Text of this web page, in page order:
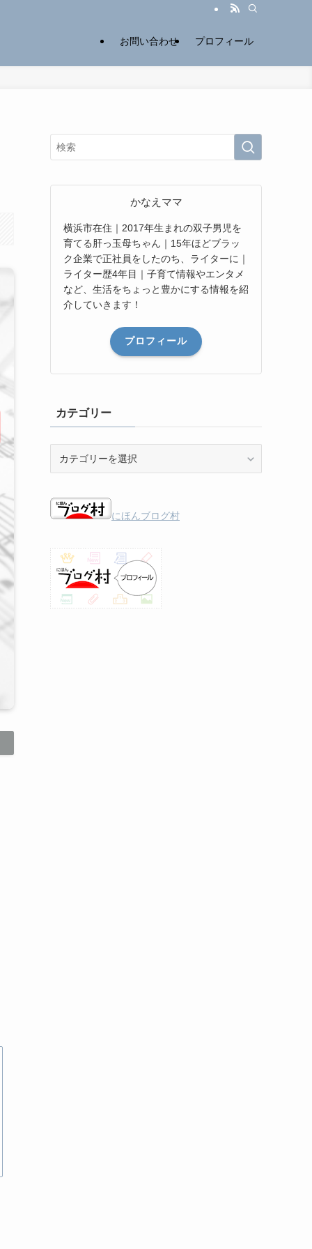
お問い合わせ プロフィール
かなえママ
横浜市在住｜2017年生まれの双子男児を
育てる肝っ玉母ちゃん｜15年ほどブラッ
ク企業で正社員をしたのち、ライターに｜
ライター歴4年目｜子育て情報やエンタメ
など、生活をちょっと豊かにする情報を紹
介していきます！
プロフィール
カテゴリー
リ
にほんブログ村